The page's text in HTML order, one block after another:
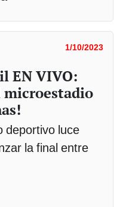
1/10/2023
EN VIVO:
microestadio
deportivo luce
la final entre